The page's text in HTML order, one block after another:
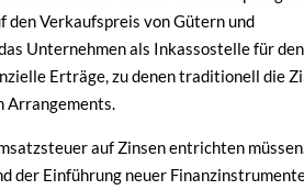
Verkaufspreis von Gütern und
Unternehmen als Inkassostelle für
Erträge, zu denen traditionell die
Arrangements.
auf Zinsen entrichten
der Einführung neuer